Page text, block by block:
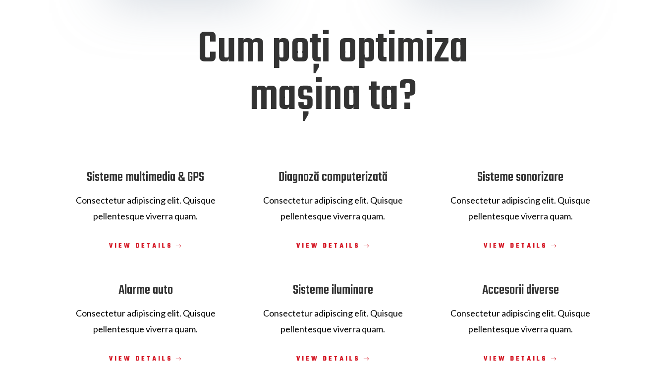
Cum poți optimiza
mașina ta?
Sisteme multimedia & GPS
Consectetur adipiscing elit. Quisque
pellentesque viverra quam.
VIEW DETAILS
Diagnoză computerizată
Consectetur adipiscing elit. Quisque
pellentesque viverra quam.
VIEW DETAILS
Sisteme sonorizare
Consectetur adipiscing elit. Quisque
pellentesque viverra quam.
VIEW DETAILS
Alarme auto
Consectetur adipiscing elit. Quisque
pellentesque viverra quam.
VIEW DETAILS
Sisteme iluminare
Consectetur adipiscing elit. Quisque
pellentesque viverra quam.
VIEW DETAILS
Accesorii diverse
Consectetur adipiscing elit. Quisque
pellentesque viverra quam.
VIEW DETAILS